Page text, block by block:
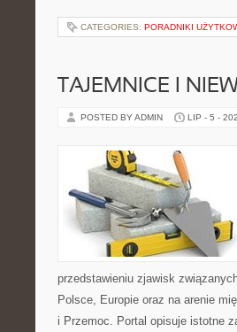
CATEGORIES: PORADNIKI
TAJEMNICE I
POSTED BY ADMIN LIP - 5 -
przedstawieniu zjawisk
Polsce, Europie oraz na arenie
i Przemoc. Portal opisuje istotne